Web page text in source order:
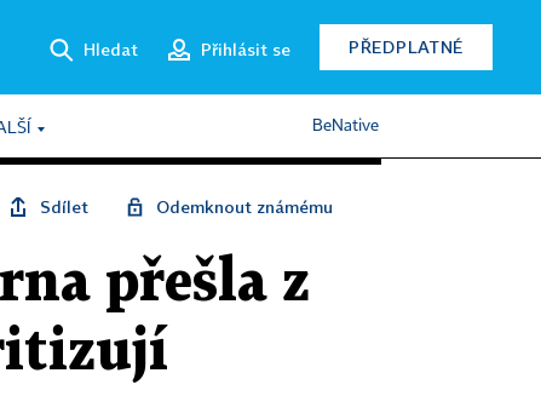
Hledat Přihlásit se PŘEDPLATNÉ
BeNative
Sdílet Odemknout známému
přešla z